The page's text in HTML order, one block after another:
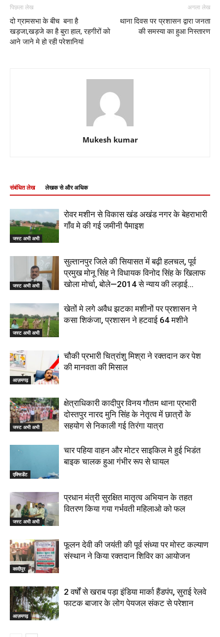
पिछला लेख
दो ग्रामसभा के बीच बना है
खड़जा,खड़जे का है बुरा हाल, रहगीरों को
आने जाने मे हो रही परेशानियां
अगला लेख
थाना दिवस पर प्रशासन द्वारा जनता
की समस्या का हुआ निस्तारण
Mukesh kumar
संबंधित लेख लेखक से और अधिक
जस्ट अभी अभी
रोवर मशीन से विकास खंड अखंड नगर के बेहराभारी
गाँव मे की गई जमीनी पैमाइश
जस्ट अभी अभी
सुल्तानपुर जिले की सियासत में बढ़ी हलचल, पूर्व
प्रमुख मोनू सिंह ने विधायक विनोद सिंह के खिलाफ
खोला मोर्चा, बोले—2014 से न्याय की लड़ाई...
जस्ट अभी अभी
खेतों मे लगे अवैध झटका मशीनों पर प्रशासन ने
कसा शिकंजा, प्रशासन ने हटवाई 64 मशीने
आज़मगढ़
चौकी प्रभारी चित्रांशु मिश्रा ने रक्तदान कर पेश
की मानवता की मिसाल
जस्ट अभी अभी
क्षेत्राधिकारी कादीपुर विनय गौतम थाना प्रभारी
दोस्तपुर नारद मुनि सिंह के नेतृत्व में छात्रों के
सहयोग से निकाली गई तिरंगा यात्रा
एक्सिडेंट
चार पहिया वाहन और मोटर साइकिल मे हुई भिडंत
बाइक चालक हुआ गंभीर रूप से घायल
जस्ट अभी अभी
प्रधान मंत्री सुरक्षित मातृत्व अभियान के तहत
वितरण किया गया गर्भवती महिलाओ को फल
कादीपुर
फूलन देवी की जयंती की पूर्व संध्या पर मोस्ट कल्याण
संस्थान ने किया रक्तदान शिविर का आयोजन
आज़मगढ़
2 वर्षों से खराब पड़ा इंडिया मार्का हैंडपंप, सुराई रेलवे
फाटक बाजार के लोग पेयजल संकट से परेशान